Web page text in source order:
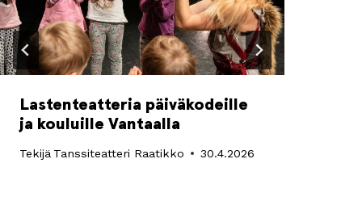
Lastenteatteria päiväkodeille
ja kouluille Vantaalla
Tekijä Tanssiteatteri Raatikko 30.4.2026